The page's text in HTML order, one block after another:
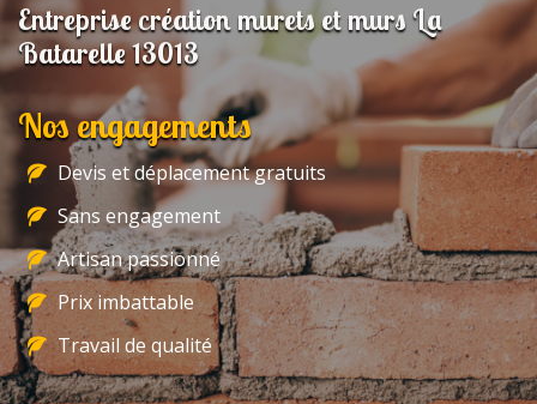
Entreprise création murets et murs La
Batarelle 13013
Nos engagements
Devis et déplacement gratuits
Sans engagement
Artisan passionné
Prix imbattable
Travail de qualité